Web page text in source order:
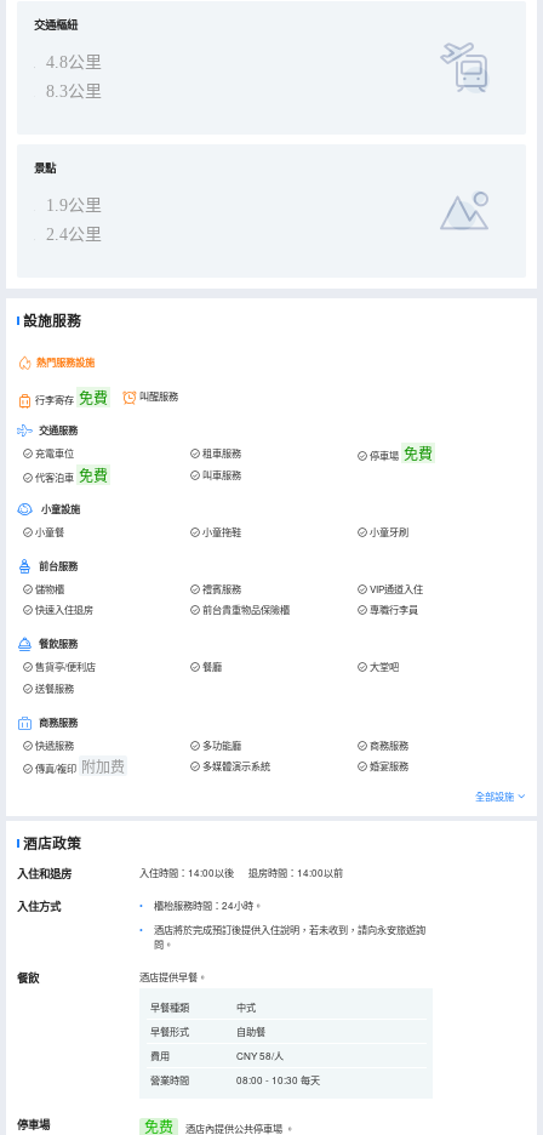
交通樞紐
4.8公里
8.3公里
景點
1.9公里
2.4公里
設施服務
熱門服務設施
行李寄存 免費 叫醒服務
交通服務
充電車位 租車服務 停車場 免費
代客泊車 免費 叫車服務
小童設施
小童餐 小童拖鞋 小童牙刷
前台服務
儲物櫃 禮賓服務
VIP通道入住
快速入住退房
前台貴重物品保險櫃 專職行李員
餐飲服務
售貨亭/便利店 餐廳
大堂吧
送餐服務
商務服務
快遞服務 多功能廳
商務服務
傳真/複印 附加费 多媒體演示系統 婚宴服務
全部設施
酒店政策
入住和退房 入住時間：14:00以後 退房時間：14:00以前
入住方式
櫃枱服務時間：24小時。
酒店將於完成預訂後提供入住說明，若未收到，請向永安旅遊詢
問。
餐飲 酒店提供早餐。
早餐種類
中式
早餐形式
自助餐
費用
CNY 58/人
營業時間
08:00 - 10:30 每天
停車場 免费 酒店內提供公共停車場 。